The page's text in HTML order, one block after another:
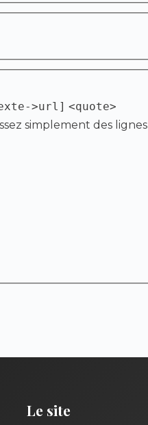
>url] <quote>
simplement des lignes
Le site